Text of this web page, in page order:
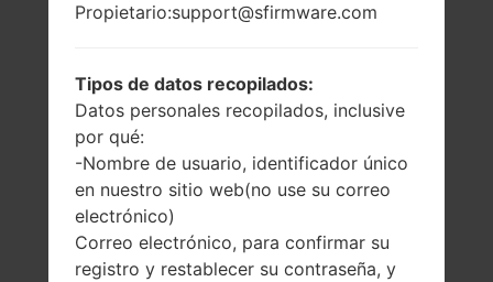
Propietario:support@sfirmware.com
Tipos de datos recopilados:
Datos personales recopilados, inclusive
por qué:
-Nombre de usuario, identificador único
en nuestro sitio web(no use su correo
electrónico)
Correo electrónico, para confirmar su
registro y restablecer su contraseña, y